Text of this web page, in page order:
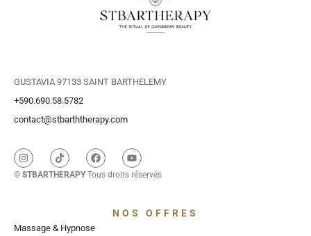
GUSTAVIA 97133 SAINT BARTHELEMY
+590.690.58.5782
contact@stbarththerapy.com
© STBARTHERAPY Tous droits réservés
NOS OFFRES
Massage & Hypnose